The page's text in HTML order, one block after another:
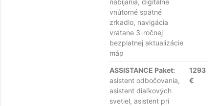
nabíjania, digitálne
vnútorné spätné
zrkadlo, navigácia
vrátane 3-ročnej
bezplatnej aktualizácie
máp
ASSISTANCE Paket:
asistent odbočovania,
asistent diaľkových
svetiel, asistent pri
1293
€